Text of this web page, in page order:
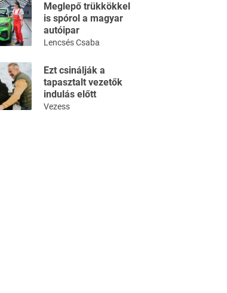
Meglepő trükkökkel
is spórol a magyar
autóipar
Lencsés Csaba
Ezt csinálják a
tapasztalt vezetők
indulás előtt
Vezess